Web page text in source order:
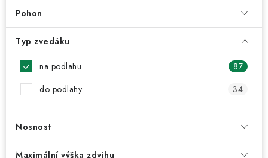
Pohon
Typ zvedáku
na podlahu
87
do podlahy
34
Nosnost
Maximální výška zdvihu